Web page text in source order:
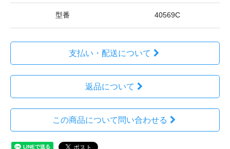
型番 40569C
支払い・配送について
返品について
この商品について問い合わせる